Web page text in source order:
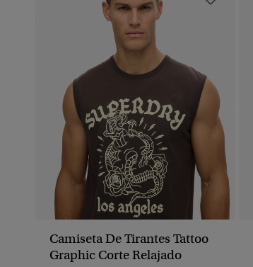
Camiseta De Tirantes Tattoo
Graphic Corte Relajado